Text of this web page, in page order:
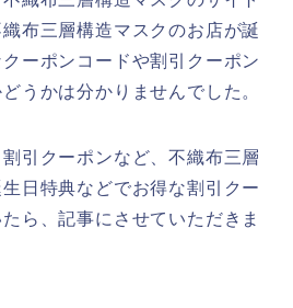
布三層構造マスクのお店が誕
ーポンコードや割引クーポン
うかは分かりませんでした。
引クーポンなど、不織布三層
日特典などでお得な割引クー
ら、記事にさせていただきま